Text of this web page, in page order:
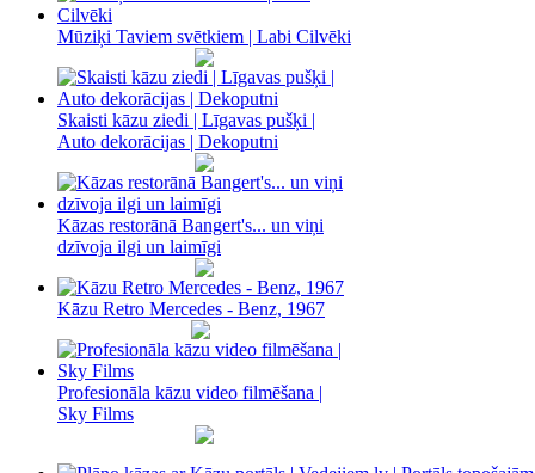
Mūziķi Taviem svētkiem | Labi Cilvēki
Skaisti kāzu ziedi | Līgavas pušķi |
Auto dekorācijas | Dekoputni
Kāzas restorānā Bangert's... un viņi
dzīvoja ilgi un laimīgi
Kāzu Retro Mercedes - Benz, 1967
Profesionāla kāzu video filmēšana |
Sky Films